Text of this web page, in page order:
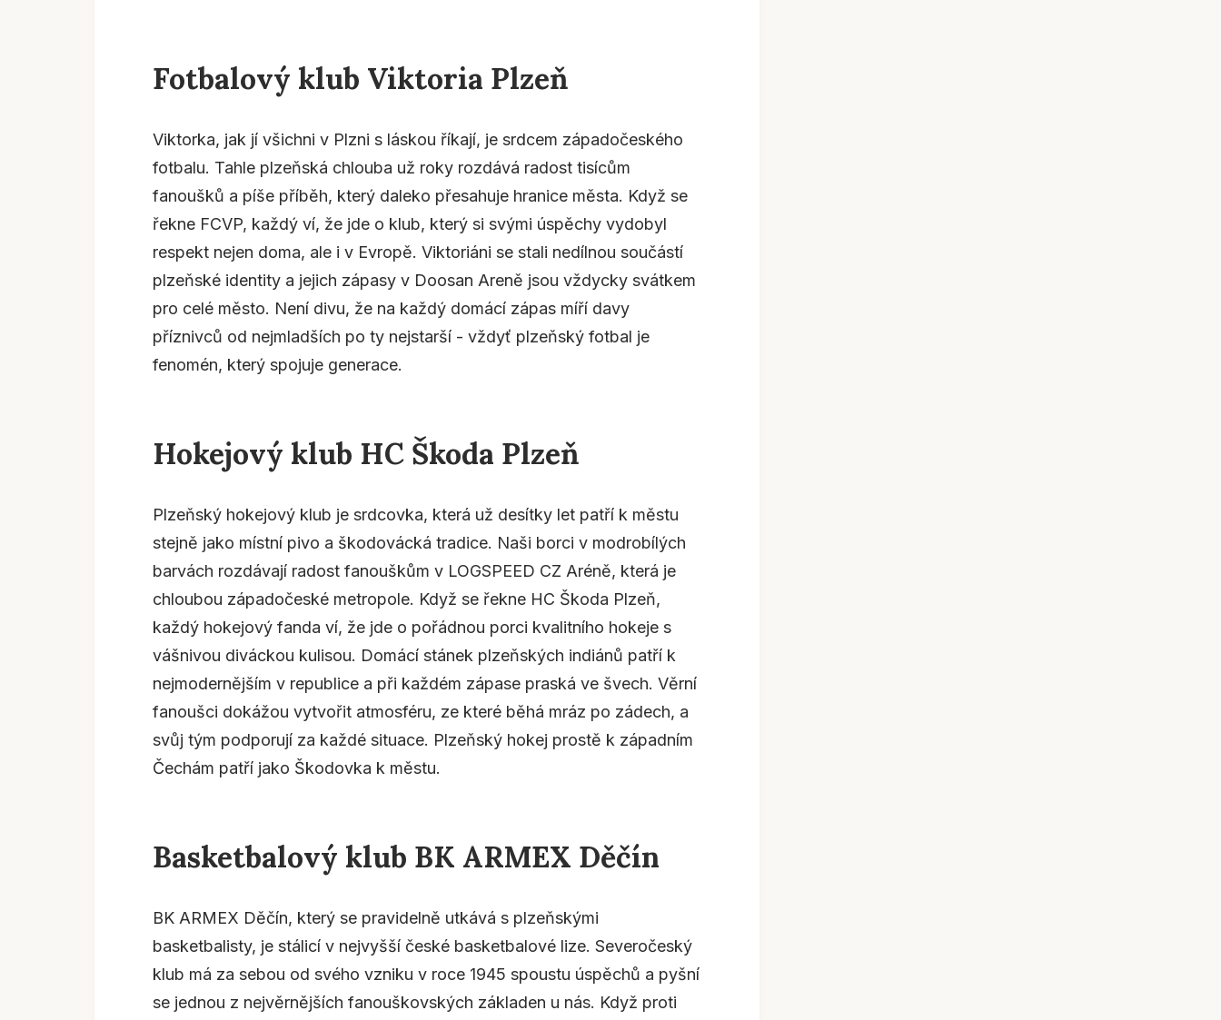
Fotbalový klub Viktoria Plzeň
Viktorka, jak jí všichni v Plzni s láskou říkají, je srdcem západočeského
fotbalu. Tahle plzeňská chlouba už roky rozdává radost tisícům
fanoušků a píše příběh, který daleko přesahuje hranice města. Když se
řekne FCVP, každý ví, že jde o klub, který si svými úspěchy vydobyl
respekt nejen doma, ale i v Evropě. Viktoriáni se stali nedílnou součástí
plzeňské identity a jejich zápasy v Doosan Areně jsou vždycky svátkem
pro celé město. Není divu, že na každý domácí zápas míří davy
příznivců od nejmladších po ty nejstarší - vždyť plzeňský fotbal je
fenomén, který spojuje generace.
Hokejový klub HC Škoda Plzeň
Plzeňský hokejový klub je srdcovka, která už desítky let patří k městu
stejně jako místní pivo a škodovácká tradice. Naši borci v modrobílých
barvách rozdávají radost fanouškům v LOGSPEED CZ Aréně, která je
chloubou západočeské metropole. Když se řekne HC Škoda Plzeň,
každý hokejový fanda ví, že jde o pořádnou porci kvalitního hokeje s
vášnivou diváckou kulisou. Domácí stánek plzeňských indiánů patří k
nejmodernějším v republice a při každém zápase praská ve švech. Věrní
fanoušci dokážou vytvořit atmosféru, ze které běhá mráz po zádech, a
svůj tým podporují za každé situace. Plzeňský hokej prostě k západním
Čechám patří jako Škodovka k městu.
Basketbalový klub BK ARMEX Děčín
BK ARMEX Děčín, který se pravidelně utkává s plzeňskými
basketbalisty, je stálicí v nejvyšší české basketbalové lize. Severočeský
klub má za sebou od svého vzniku v roce 1945 spoustu úspěchů a pyšní
se jednou z nejvěrnějších fanouškovských základen u nás. Když proti